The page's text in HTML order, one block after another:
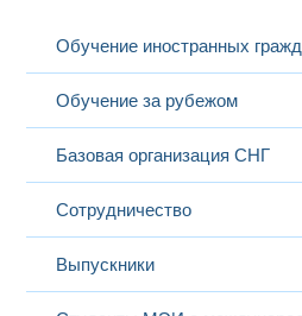
Обучение иностранных
Обучение за рубежом
Базовая организация СНГ
Сотрудничество
Выпускники